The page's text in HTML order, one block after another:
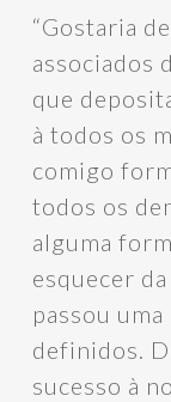
“Gostaria
associados
que
à todos os
comigo
todos os
alguma
esquecer
passou
definidos.
sucesso à